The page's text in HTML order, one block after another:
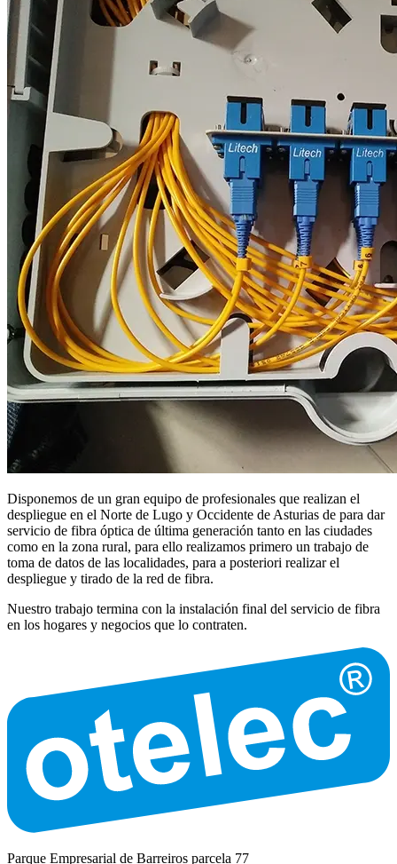
Disponemos de un gran equipo de profesionales que realizan el
despliegue en el Norte de Lugo y Occidente de Asturias de para dar
servicio de fibra óptica de última generación tanto en las ciudades
como en la zona rural, para ello realizamos primero un trabajo de
toma de datos de las localidades, para a posteriori realizar el
despliegue y tirado de la red de fibra.
Nuestro trabajo termina con la instalación final del servicio de fibra
en los hogares y negocios que lo contraten.
Parque Empresarial de Barreiros parcela 77